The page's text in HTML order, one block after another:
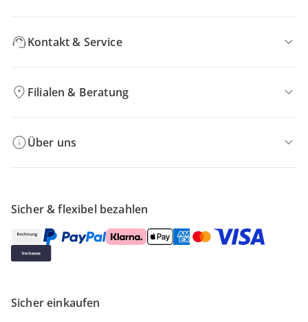
Kontakt & Service
Filialen & Beratung
Über uns
Sicher & flexibel bezahlen
Sicher einkaufen